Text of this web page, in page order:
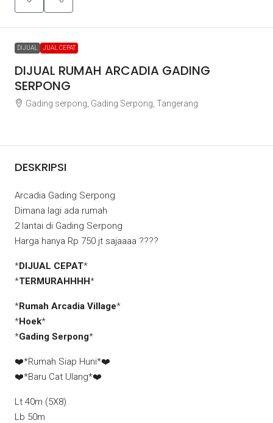
DIJUAL JUAL CEPAT
DIJUAL RUMAH ARCADIA GADING
SERPONG
Gading serpong, Gading Serpong, Tangerang
DESKRIPSI
Arcadia Gading Serpong
Dimana lagi ada rumah
2 lantai di Gading Serpong
Harga hanya Rp 750 jt sajaaaa ????
*DIJUAL CEPAT*
*TERMURAHHHH*
*Rumah Arcadia Village*
*Hoek*
*Gading Serpong*
❤️*Rumah Siap Huni*❤️
❤️*Baru Cat Ulang*❤️
Lt 40m (5X8)
Lb 50m